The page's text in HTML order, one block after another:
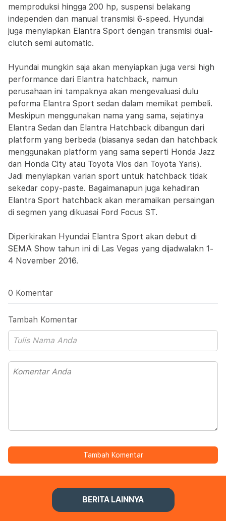
memproduksi hingga 200 hp, suspensi belakang
independen dan manual transmisi 6-speed. Hyundai
juga menyiapkan Elantra Sport dengan transmisi dual-
clutch semi automatic.
Hyundai mungkin saja akan menyiapkan juga versi high
performance dari Elantra hatchback, namun
perusahaan ini tampaknya akan mengevaluasi dulu
peforma Elantra Sport sedan dalam memikat pembeli.
Meskipun menggunakan nama yang sama, sejatinya
Elantra Sedan dan Elantra Hatchback dibangun dari
platform yang berbeda (biasanya sedan dan hatchback
menggunakan platform yang sama seperti Honda Jazz
dan Honda City atau Toyota Vios dan Toyota Yaris).
Jadi menyiapkan varian sport untuk hatchback tidak
sekedar copy-paste. Bagaimanapun juga kehadiran
Elantra Sport hatchback akan meramaikan persaingan
di segmen yang dikuasai Ford Focus ST.
Diperkirakan Hyundai Elantra Sport akan debut di
SEMA Show tahun ini di Las Vegas yang dijadwalakn 1-
4 November 2016.
0 Komentar
Tambah Komentar
Tambah Komentar
BERITA LAINNYA